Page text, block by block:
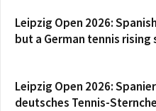
Leipzig Open 2026:
but a German tennis rising
Leipzig Open 2026:
deutsches Tennis-